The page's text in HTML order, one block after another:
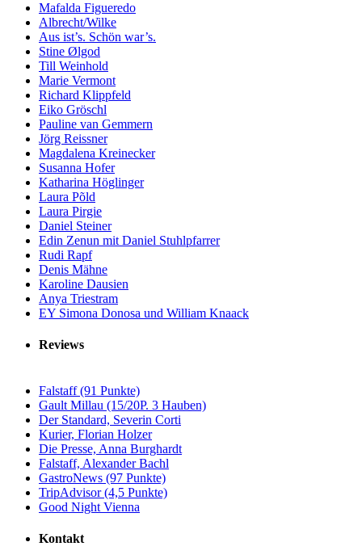
Mafalda Figueredo
Albrecht/Wilke
Aus ist’s. Schön war’s.
Stine Ølgod
Till Weinhold
Marie Vermont
Richard Klippfeld
Eiko Gröschl
Pauline van Gemmern
Jörg Reissner
Magdalena Kreinecker
Susanna Hofer
Katharina Höglinger
Laura Põld
Laura Pirgie
Daniel Steiner
Edin Zenun mit Daniel Stuhlpfarrer
Rudi Rapf
Denis Mähne
Karoline Dausien
Anya Triestram
EY Simona Donosa und William Knaack
Reviews
Falstaff (91 Punkte)
Gault Millau (15/20P. 3 Hauben)
Der Standard, Severin Corti
Kurier, Florian Holzer
Die Presse, Anna Burghardt
Falstaff, Alexander Bachl
GastroNews (97 Punkte)
TripAdvisor (4,5 Punkte)
Good Night Vienna
Kontakt